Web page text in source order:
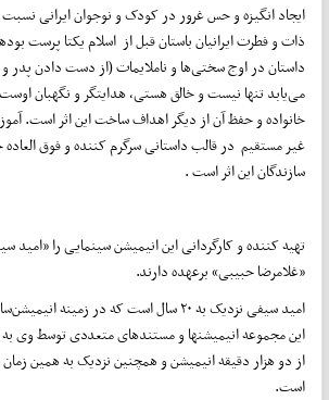
ایجاد انگیزه و حس غرور در کودک و نوجوان ایرانی نسبت
ذات و فطرت ایرانیان باستان قبل از اسلام یکتا پرست
داستان در اوج سختی‌ها و ناملایمات (از دست دادن پدر و
می‌یابد تنها نیست و خالق هستی، هدایتگر و نگهبان
خانواده و حفظ آن از دیگر اهداف ساخت این اثر است.
غیر مستقیم در قالب داستانی سرگرم کننده و فوق
سازندگان این اثر است .
تهیه کننده و کارگردانی این انیمیشن سینمایی را «امید
«غلامرضا حبیبی» برعهده دارند.
امید سیفی نزدیک به ۲۰ سال است که در زمینه
این مجموعه انیمیشنها و مستندهای متعددی توسط وی
از دو هزار دقیقه انیمیشن و همچنین نزدیک به همین زمان
است.